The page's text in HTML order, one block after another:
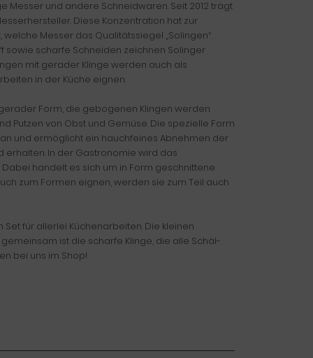
Messer und andere Schneidwaren. Seit 2012 trägt
Diese Konzentration hat zur
Messer das Qualitätssiegel „Solingen“
sowie scharfe Schneiden zeichnen Solinger
mit gerader Klinge werden auch als
in der Küche eignen.
Form, die gebogenen Klingen werden
Putzen von Obst und Gemüse. Die spezielle Form
und ermöglicht ein hauchfeines Abnehmen der
erhalten. In der Gastronomie wird das
handelt es sich um in Form geschnittene
zum Formen eignen, werden sie zum Teil auch
für allerlei Küchenarbeiten. Die kleinen
ist die scharfe Klinge, die alle Schäl-
bei uns im Shop!